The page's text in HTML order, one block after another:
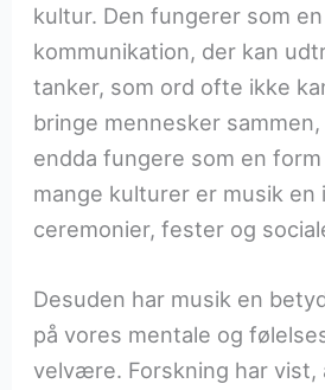
kultur. Den fungerer som
kommunikation, der kan
tanker, som ord ofte ikke
bringe mennesker
endda fungere som en
mange kulturer er musik
ceremonier, fester og
Desuden har musik en
på vores mentale og
velvære. Forskning har vist,